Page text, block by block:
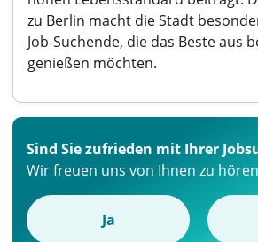
zu Berlin macht die Stadt
Job-Suchende, die das Beste aus
genießen möchten.
Sind Sie zufrieden mit Ihrer
Wir freuen uns von Ihnen zu
Ja